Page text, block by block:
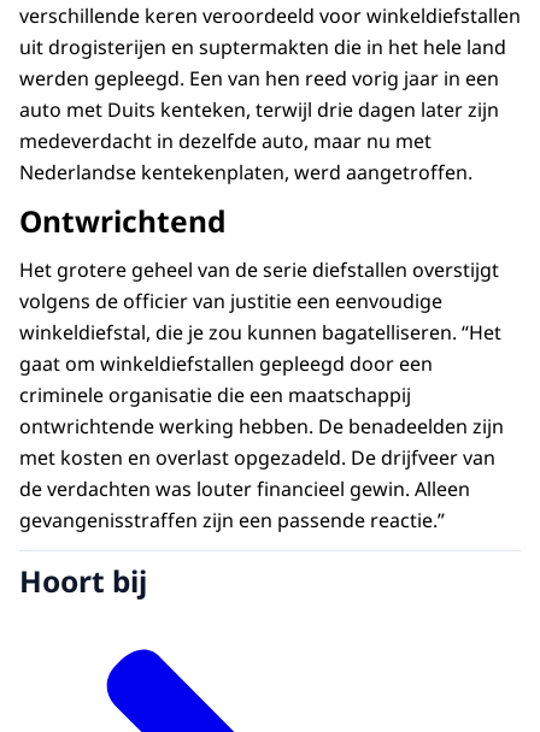
verschillende keren veroordeeld voor winkeldiefstallen
uit drogisterijen en suptermakten die in het hele land
werden gepleegd. Een van hen reed vorig jaar in een
auto met Duits kenteken, terwijl drie dagen later zijn
medeverdacht in dezelfde auto, maar nu met
Nederlandse kentekenplaten, werd aangetroffen.
Ontwrichtend
Het grotere geheel van de serie diefstallen overstijgt
volgens de officier van justitie een eenvoudige
winkeldiefstal, die je zou kunnen bagatelliseren. “Het
gaat om winkeldiefstallen gepleegd door een
criminele organisatie die een maatschappij
ontwrichtende werking hebben. De benadeelden zijn
met kosten en overlast opgezadeld. De drijfveer van
de verdachten was louter financieel gewin. Alleen
gevangenisstraffen zijn een passende reactie.”
Hoort bij